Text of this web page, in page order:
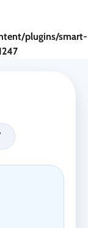
plugins/smart-